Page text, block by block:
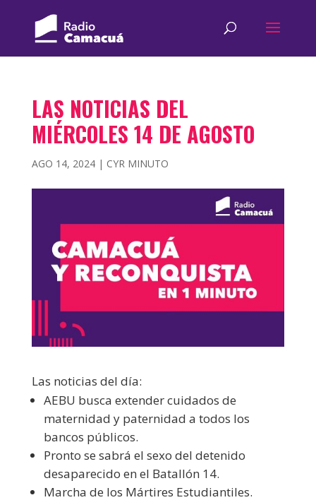
LAS NOTICIAS DEL
MIÉRCOLES 14 DE AGOSTO
AGO 14, 2024| CYR MINUTO
Las noticias del día:
AEBU busca extender cuidados de
maternidad y paternidad a todos los
bancos públicos.
Pronto se sabrá el sexo del detenido
desaparecido en el Batallón 14.
Marcha de los Mártires Estudiantiles.